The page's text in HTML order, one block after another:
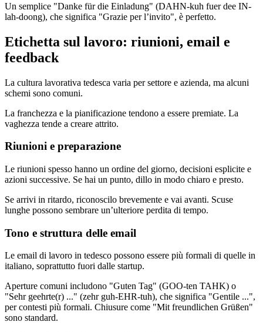
Un semplice "Danke für die Einladung" (DAHN-kuh fuer dee IN-
lah-doong), che significa "Grazie per l’invito", è perfetto.
Etichetta sul lavoro: riunioni, email e
feedback
La cultura lavorativa tedesca varia per settore e azienda, ma alcuni
schemi sono comuni.
La franchezza e la pianificazione tendono a essere premiate. La
vaghezza tende a creare attrito.
Riunioni e preparazione
Le riunioni spesso hanno un ordine del giorno, decisioni esplicite e
azioni successive. Se hai un punto, dillo in modo chiaro e presto.
Se arrivi in ritardo, riconoscilo brevemente e vai avanti. Scuse
lunghe possono sembrare un’ulteriore perdita di tempo.
Tono e struttura delle email
Le email di lavoro in tedesco possono essere più formali di quelle in
italiano, soprattutto fuori dalle startup.
Aperture comuni includono "Guten Tag" (GOO-ten TAHK) o
"Sehr geehrte(r) ..." (zehr guh-EHR-tuh), che significa "Gentile ...",
per contesti più formali. Chiusure come "Mit freundlichen Grüßen"
sono standard.